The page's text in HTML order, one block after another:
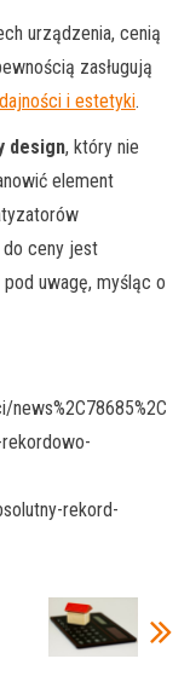
urządzenia, cenią
zasługują
i estetyki.
design, który nie
element
do ceny jest
uwagę, myśląc o
rekord-